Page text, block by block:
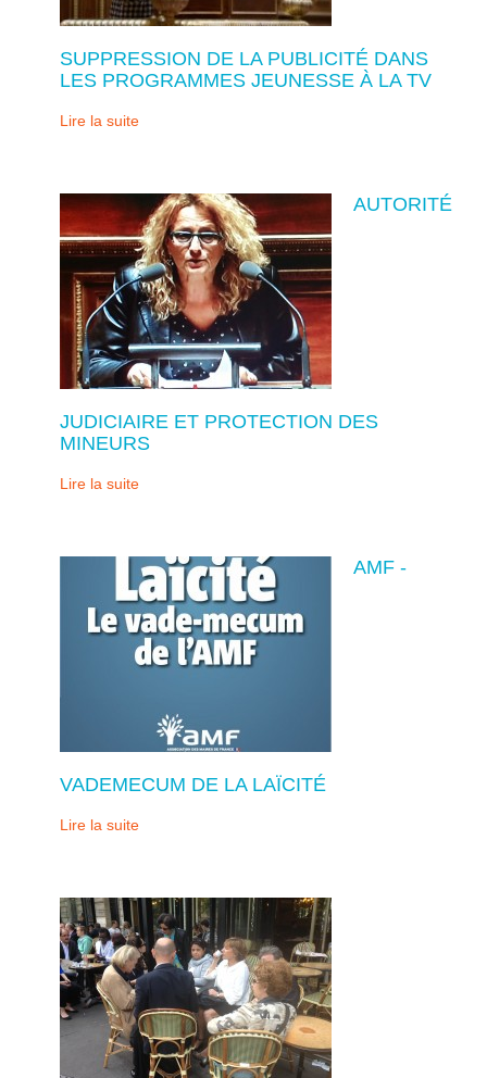
SUPPRESSION DE LA PUBLICITÉ DANS
LES PROGRAMMES JEUNESSE À LA TV
Lire la suite
AUTORITÉ
JUDICIAIRE ET PROTECTION DES
MINEURS
Lire la suite
AMF -
VADEMECUM DE LA LAÏCITÉ
Lire la suite